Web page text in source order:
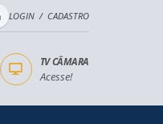
LOGIN / CADASTRO
TV CÂMARA
Acesse!